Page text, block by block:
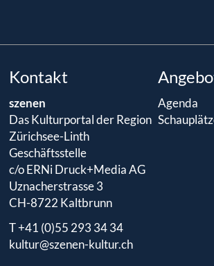
Kontakt
szenen
Das Kulturportal der Region
Zürichsee-Linth
Geschäftsstelle
c/o ERNi Druck+Media AG
Uznacherstrasse 3
CH-8722 Kaltbrunn
T +41 (0)55 293 34 34
kultur@szenen-kultur.ch
Agenda